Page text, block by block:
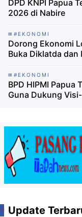
DPD KNPI Papua
2026 di Nabire
#EKONOMI
Dorong Ekonomi
Buka Diklatda dan
#EKONOMI
BPD HIPMI Papua
Guna Dukung
Update